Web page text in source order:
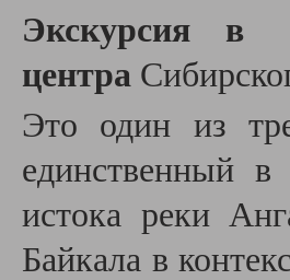
Экскурсия в
центра
Это один из
единственный
истока реки
Байкала в